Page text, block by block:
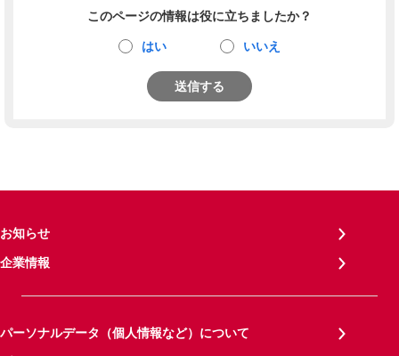
このページの情報は役に立ちましたか？
はい いいえ
送信する
お知らせ
企業情報
パーソナルデータ（個人情報など）について